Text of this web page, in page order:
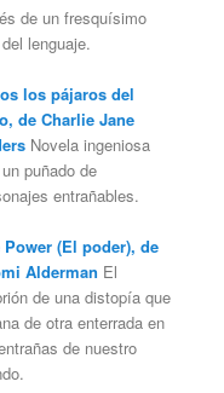
de un fresquísimo
lenguaje.
los pájaros del
de Charlie Jane
Novela ingeniosa
puñado de
entrañables.
Power (El poder), de
Alderman El
de una distopía que
de otra enterrada en
de nuestro